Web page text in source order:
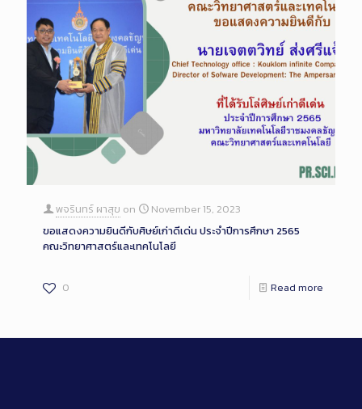
พจรินทร์ ผาสุข on
November 15, 2023
ขอแสดงความยินดีกับศิษย์เก่าดีเด่น ประจำปีการศึกษา 2565
คณะวิทยาศาสตร์และเทคโนโลยี
0 Read more